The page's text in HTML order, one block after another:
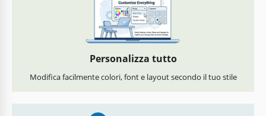
Personalizza tutto
Modifica facilmente colori, font e layout secondo il tuo stile